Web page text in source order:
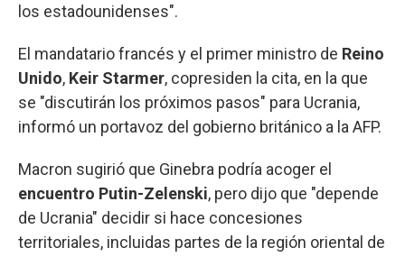
los estadounidenses".
El mandatario francés y el primer ministro de Reino
Unido, Keir Starmer, copresiden la cita, en la que
se "discutirán los próximos pasos" para Ucrania,
informó un portavoz del gobierno británico a la AFP.
Macron sugirió que Ginebra podría acoger el
encuentro Putin-Zelenski, pero dijo que "depende
de Ucrania" decidir si hace concesiones
territoriales, incluidas partes de la región oriental de